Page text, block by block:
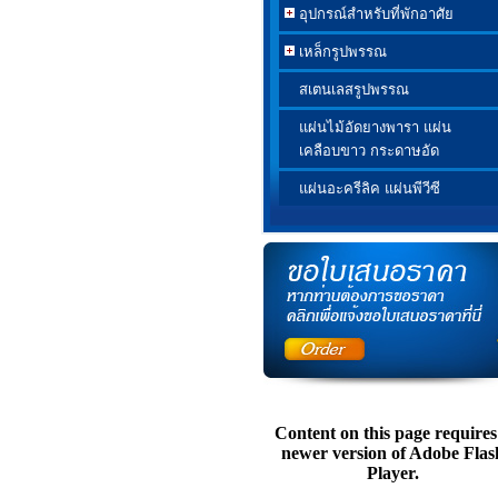
อุปกรณ์สำหรับที่พักอาศัย
เหล็กรูปพรรณ
สเตนเลสรูปพรรณ
แผ่นไม้อัดยางพารา แผ่น
เคลือบขาว กระดาษอัด
แผ่นอะครีลิค แผ่นพีวีซี
Content on this page
newer version of Adobe
Player.